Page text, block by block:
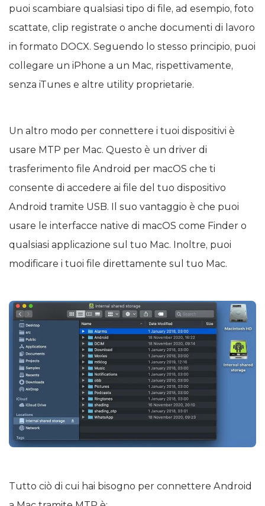
puoi scambiare qualsiasi tipo di file, ad esempio, foto
scattate, clip registrate o anche documenti di lavoro
in formato DOCX. Seguendo lo stesso principio, puoi
collegare un iPhone a un Mac, rispettivamente,
senza iTunes e altre utility proprietarie.
Un altro modo per connettere i tuoi dispositivi è
usare MTP per Mac. Questo è un driver di
trasferimento file Android per macOS che ti
consente di accedere ai file del tuo dispositivo
Android tramite USB. Il suo vantaggio è che puoi
usare le interfacce native di macOS come Finder o
qualsiasi applicazione sul tuo Mac. Inoltre, puoi
modificare i tuoi file direttamente sul tuo Mac.
Tutto ciò di cui hai bisogno per connettere Android